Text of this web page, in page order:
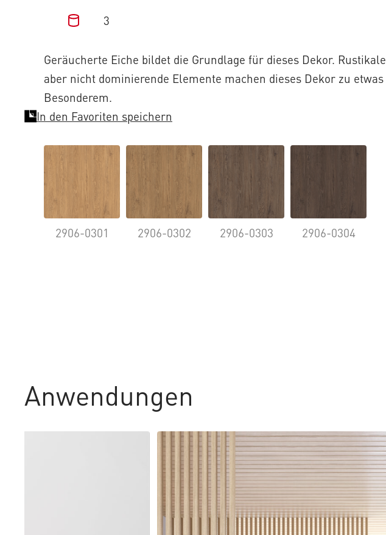
3
Geräucherte Eiche bildet die Grundlage für dieses Dekor. Rustikale,
aber nicht dominierende Elemente machen dieses Dekor zu etwas
Besonderem.
In den Favoriten speichern
2906-0301 2906-0302 2906-0303 2906-0304
Anwendungen